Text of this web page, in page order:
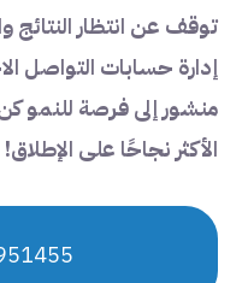
توقف عن انتظار النتائج
إدارة حسابات التواصل
منشور إلى فرصة للنمو
الأكثر نجاحًا على الإطلاق!
(2+)